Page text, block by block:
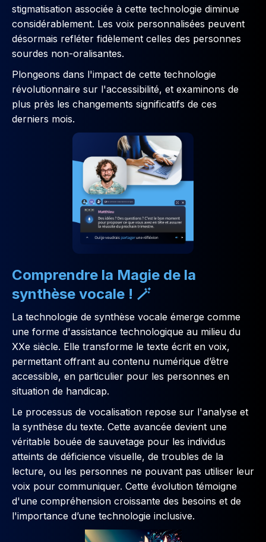
stigmatisation associée à cette technologie diminue
considérablement. Les voix personnalisées peuvent
désormais refléter fidèlement celles des personnes
sourdes non-oralisantes.
Plongeons dans l'impact de cette technologie
révolutionnaire sur l'accessibilité, et examinons de
plus près les changements significatifs de ces
derniers mois.
Comprendre la Magie de la
synthèse vocale ! 🪄
La technologie de synthèse vocale émerge comme
une forme d'assistance technologique au milieu du
XXe siècle. Elle transforme le texte écrit en voix,
permettant offrant au contenu numérique d’être
accessible, en particulier pour les personnes en
situation de handicap.
Le processus de vocalisation repose sur l'analyse et
la synthèse du texte. Cette avancée devient une
véritable bouée de sauvetage pour les individus
atteints de déficience visuelle, de troubles de la
lecture, ou les personnes ne pouvant pas utiliser leur
voix pour communiquer. Cette évolution témoigne
d'une compréhension croissante des besoins et de
l'importance d’une technologie inclusive.